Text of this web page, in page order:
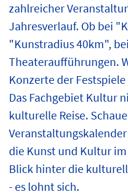
zahlreicher
Jahresverlauf. Ob bei
"Kunstradius 40km",
Theateraufführungen.
Konzerte der
Das Fachgebiet Kultur
kulturelle Reise.
die Kunst und Kultur
Blick hinter die
- es lohnt sich.